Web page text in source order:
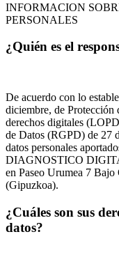
INFORMACION
PERSONALES
¿Quién es el
De acuerdo con lo
diciembre, de Protección
derechos digitales
de Datos (RGPD) de 27
datos personales
DIAGNOSTICO
en Paseo Urumea 7
(Gipuzkoa).
¿Cuáles son sus
datos?